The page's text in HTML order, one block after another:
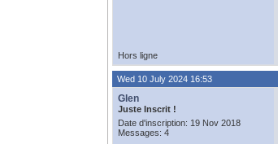
Hors ligne
Wed 10 July 2024 16:53
Glen
Juste Inscrit !
Date d'inscription: 19 Nov 2018
Messages: 4